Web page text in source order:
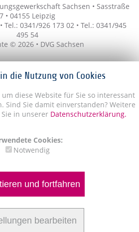
die Nutzung von Cookies
diese Website für Sie so interessant
Sind Sie damit einverstanden? Weitere
in unserer Datenschutzerklärung.
Cookies:
Notwendig
und fortfahren
bearbeiten
Sachsen • Sasstraße
7 • 04155 Leipzig
Tel.: 0341/926 173 02 • Tel.: 0341/945
495 54
© 2026 • DVG Sachsen